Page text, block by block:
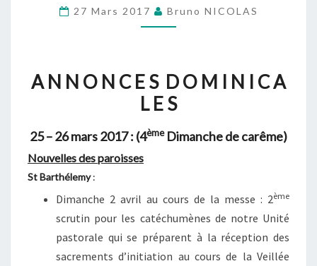
25
–
2017
:
DIMANCHE
27 Mars 2017 Bruno NICOLAS
A N N O N C E S D O M I N I C A
L E S
25 – 26 mars 2017 : (4èmeDimanche de carême)
Nouvelles des paroisses
St Barthélemy:
Dimanche 2 avril au cours de la messe : 2ème
scrutin pour les catéchumènes de notre Unité
pastorale qui se préparent à la réception des
sacrements d’initiation au cours de la Veillée